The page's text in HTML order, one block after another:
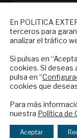
Informe
Exterior.
Legal|
En POLíTICA
terceros para
analizar el tráfico
Si pulsas en
cookies. Si deseas
pulsa en “
cookies que
Para más
nuestra Política de
Aceptar
Suscríbase
reciba en
Checkbox
acepto
política de